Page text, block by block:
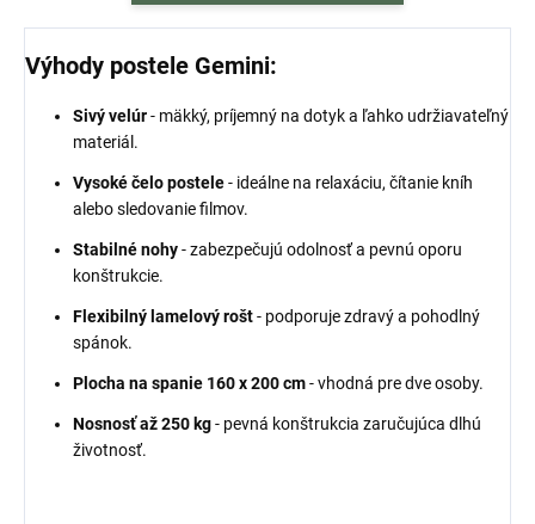
Výhody postele Gemini:
Sivý velúr- mäkký, príjemný na dotyk a ľahko udržiavateľný
materiál.
Vysoké čelo postele- ideálne na relaxáciu, čítanie kníh
alebo sledovanie filmov.
Stabilné nohy- zabezpečujú odolnosť a pevnú oporu
konštrukcie.
Flexibilný lamelový rošt- podporuje zdravý a pohodlný
spánok.
Plocha na spanie 160 x 200 cm- vhodná pre dve osoby.
Nosnosť až 250 kg- pevná konštrukcia zaručujúca dlhú
životnosť.